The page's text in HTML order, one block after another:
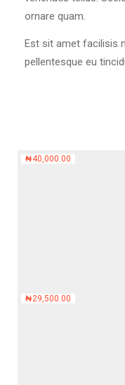
ornare quam.
Est sit amet facilisis
pellentesque eu
₦40,000.00
₦29,500.00